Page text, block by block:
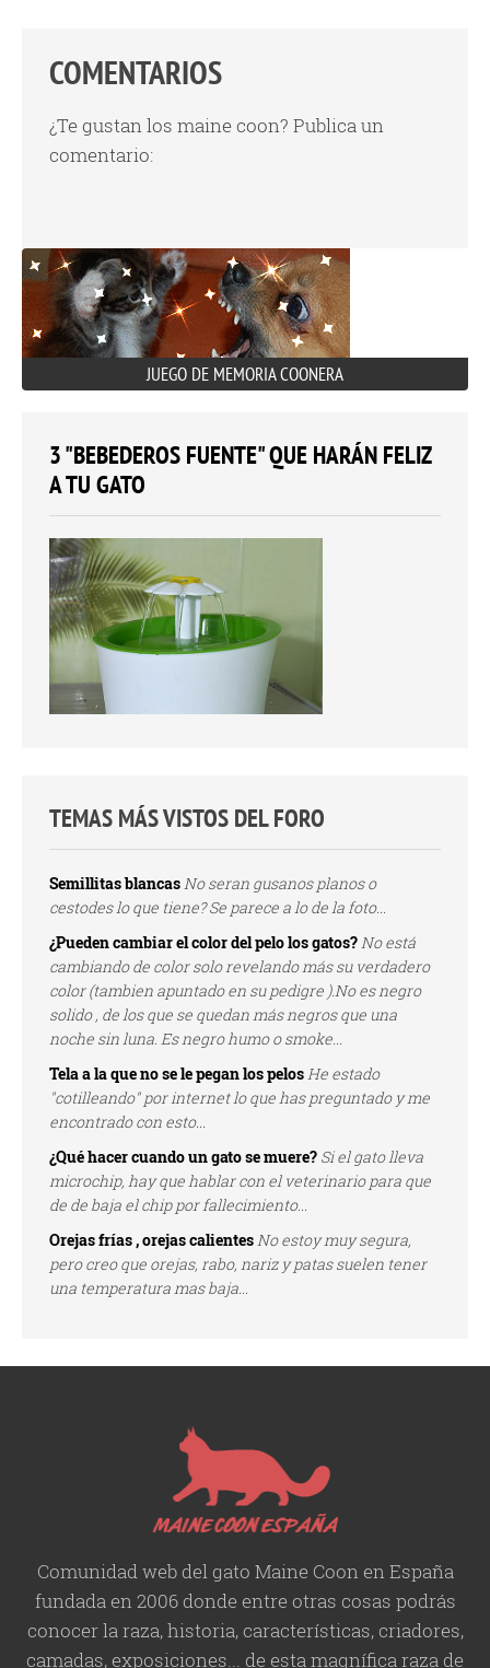
COMENTARIOS
¿Te gustan los maine coon? Publica un
comentario:
JUEGO DE MEMORIA COONERA
3 "BEBEDEROS FUENTE" QUE HARÁN FELIZ
A TU GATO
TEMAS MÁS VISTOS DEL FORO
Semillitas blancasNo seran gusanos planos o
cestodes lo que tiene? Se parece a lo de la foto...
¿Pueden cambiar el color del pelo los gatos?No está
cambiando de color solo revelando más su verdadero
color (tambien apuntado en su pedigre ).No es negro
solido , de los que se quedan más negros que una
noche sin luna. Es negro humo o smoke...
Tela a la que no se le pegan los pelosHe estado
"cotilleando" por internet lo que has preguntado y me
encontrado con esto...
¿Qué hacer cuando un gato se muere? Si el gato lleva
microchip, hay que hablar con el veterinario para que
de de baja el chip por fallecimiento...
Orejas frías , orejas calientesNo estoy muy segura,
pero creo que orejas, rabo, nariz y patas suelen tener
una temperatura mas baja...
Comunidad web del gato Maine Coon en España
fundada en 2006 donde entre otras cosas podrás
conocer la raza, historia,características, criadores,
camadas, exposiciones... de esta magnífica raza de